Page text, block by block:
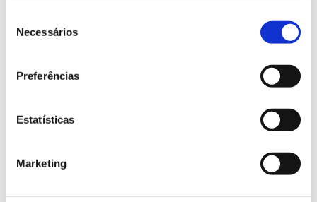
Necessários
Preferências
Estatísticas
Marketing
das aves que, nesta revisão da Lista Vermelha, foi
Ocidental e na América Central, pela redução das
Mais concertação para proteger